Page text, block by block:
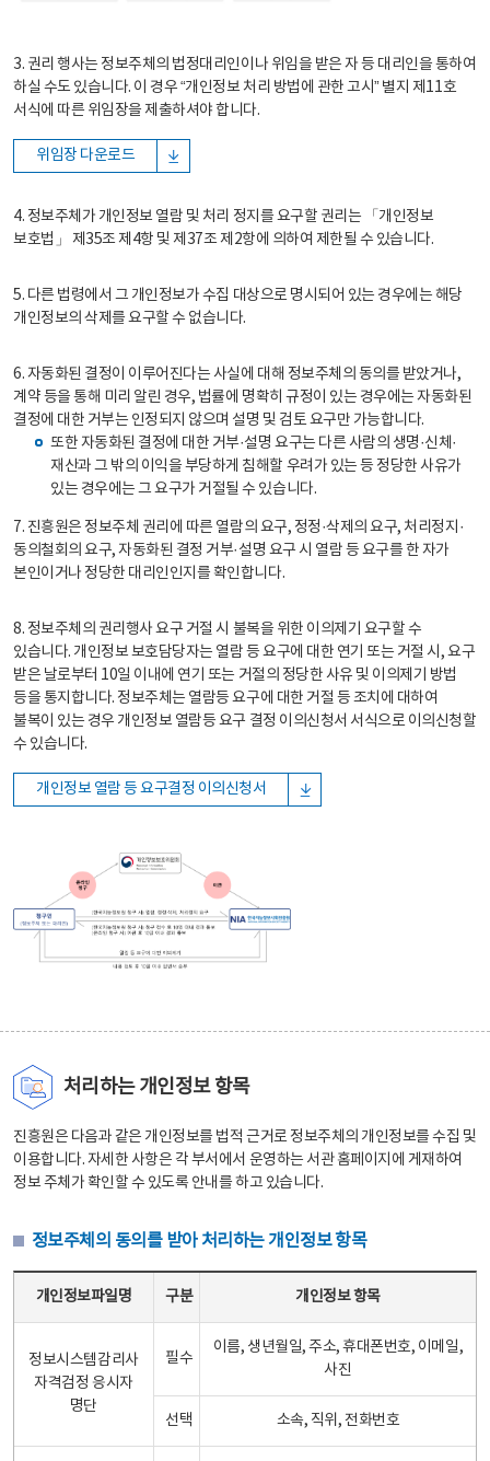
3. 권리 행사는 정보주체의 법정대리인이나 위임을 받은 자 등 대리인을 통하여
하실 수도 있습니다. 이 경우 “개인정보 처리 방법에 관한 고시” 별지 제11호
서식에 따른 위임장을 제출하셔야 합니다.
위임장 다운로드
4. 정보주체가 개인정보 열람 및 처리 정지를 요구할 권리는 「개인정보
보호법」 제35조 제4항 및 제37조 제2항에 의하여 제한될 수 있습니다.
5. 다른 법령에서 그 개인정보가 수집 대상으로 명시되어 있는 경우에는 해당
개인정보의 삭제를 요구할 수 없습니다.
6. 자동화된 결정이 이루어진다는 사실에 대해 정보주체의 동의를 받았거나,
계약 등을 통해 미리 알린 경우, 법률에 명확히 규정이 있는 경우에는 자동화된
결정에 대한 거부는 인정되지 않으며 설명 및 검토 요구만 가능합니다.
또한 자동화된 결정에 대한 거부·설명 요구는 다른 사람의 생명·신체·
재산과 그 밖의 이익을 부당하게 침해할 우려가 있는 등 정당한 사유가
있는 경우에는 그 요구가 거절될 수 있습니다.
7. 진흥원은 정보주체 권리에 따른 열람의 요구, 정정·삭제의 요구, 처리정지·
동의철회의 요구, 자동화된 결정 거부·설명 요구 시 열람 등 요구를 한 자가
본인이거나 정당한 대리인인지를 확인합니다.
8. 정보주체의 권리행사 요구 거절 시 불복을 위한 이의제기 요구할 수
있습니다. 개인정보 보호담당자는 열람 등 요구에 대한 연기 또는 거절 시, 요구
받은 날로부터 10일 이내에 연기 또는 거절의 정당한 사유 및 이의제기 방법
등을 통지합니다. 정보주체는 열람등 요구에 대한 거절 등 조치에 대하여
불복이 있는 경우 개인정보 열람등 요구 결정 이의신청서 서식으로 이의신청할
수 있습니다.
개인정보 열람 등 요구결정 이의신청서
처리하는 개인정보 항목
진흥원은 다음과 같은 개인정보를 법적 근거로 정보주체의 개인정보를 수집 및
이용합니다. 자세한 사항은 각 부서에서 운영하는 서관 홈페이지에 게재하여
정보 주체가 확인할 수 있도록 안내를 하고 있습니다.
정보주체의 동의를 받아 처리하는 개인정보 항목
개인정보파일명 구분 개인정보 항목
정보시스템감리사
자격검정 응시자
명단
필수
이름, 생년월일, 주소, 휴대폰번호, 이메일,
사진
선택 소속, 직위, 전화번호